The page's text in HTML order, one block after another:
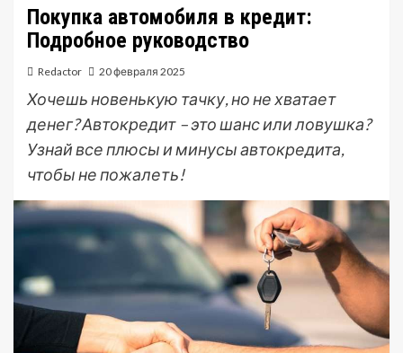
Покупка автомобиля в кредит:
Подробное руководство
Redactor 20 февраля 2025
Хочешь новенькую тачку, но не хватает
денег? Автокредит – это шанс или ловушка?
Узнай все плюсы и минусы автокредита,
чтобы не пожалеть!